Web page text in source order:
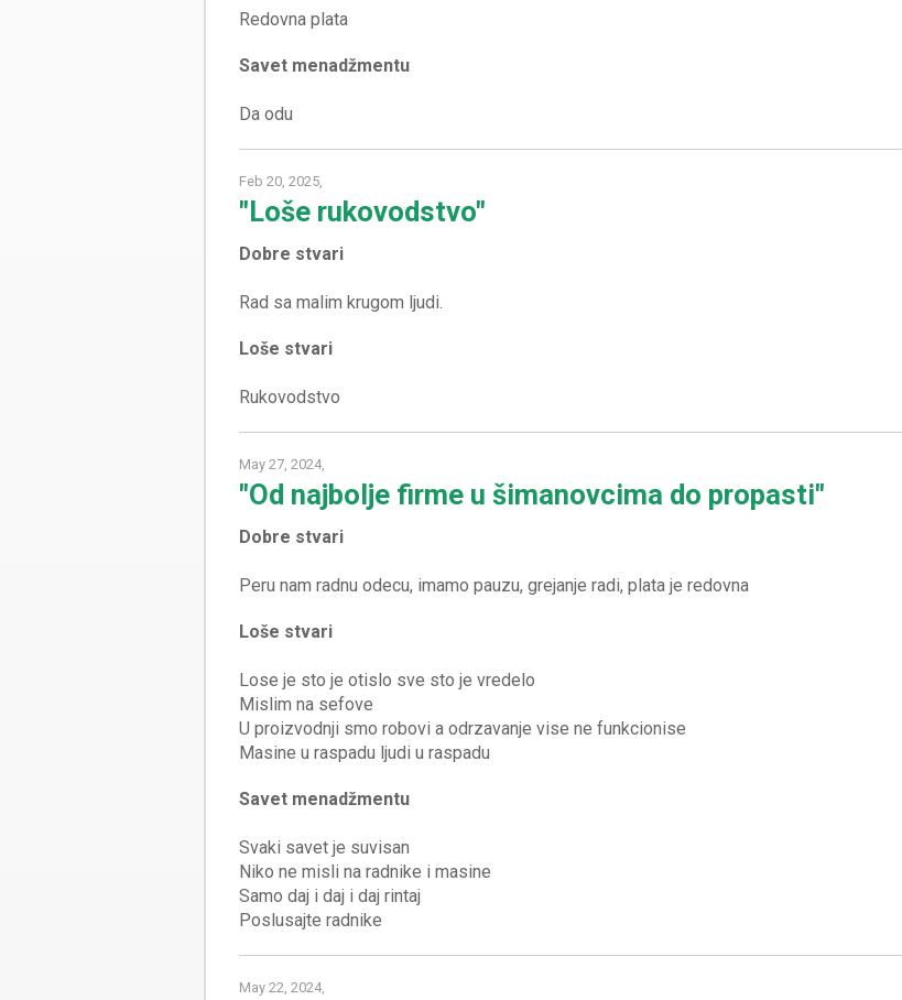
Redovna plata
Savet menadžmentu
Feb 20, 2025,
"Loše rukovodstvo"
Dobre stvari
Loše stvari
May 27, 2024,
"Od najbolje firme u šimanovcima do propasti"
Dobre stvari
Peru nam radnu odecu, imamo pauzu, grejanje radi, plata je redovna
Loše stvari
Lose je sto je otislo sve sto je vredelo
Mislim na sefove
U proizvodnji smo robovi a odrzavanje vise ne funkcionise
Savet menadžmentu
Svaki savet je suvisan
Niko ne misli na radnike i masine
Samo daj i daj i daj rintaj
May 22, 2024,